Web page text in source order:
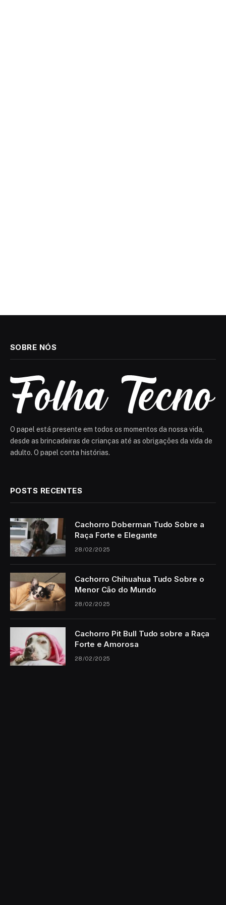
SOBRE NÓS
O papel está presente em todos os momentos da nossa vida,
desde as brincadeiras de crianças até as obrigações da vida de
adulto. O papel conta histórias.
POSTS RECENTES
Cachorro Doberman Tudo Sobre a
Raça Forte e Elegante
28/02/2025
Cachorro Chihuahua Tudo Sobre o
Menor Cão do Mundo
28/02/2025
Cachorro Pit Bull Tudo sobre a Raça
Forte e Amorosa
28/02/2025